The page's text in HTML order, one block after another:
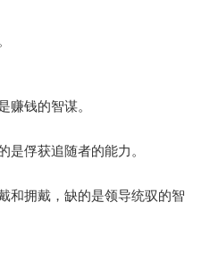
赚钱的智谋。
是俘获追随者的能力。
和拥戴，缺的是领导统驭的智